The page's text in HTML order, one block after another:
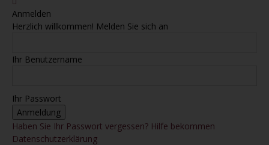
Anmelden
Herzlich willkommen! Melden Sie sich an
Ihr Benutzername
Ihr Passwort
Haben Sie Ihr Passwort vergessen? Hilfe bekommen
Datenschutzerklärung